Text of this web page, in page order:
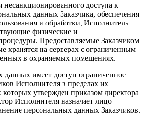
несанкционированного доступа к
данных Заказчика, обеспечения
и обработки, Исполнитель
физические и
Предоставляемые Заказчиком
хранятся на серверах с ограниченным
в охраняемых помещениях.
данных имеет доступ ограниченное
Исполнителя в пределах их
утвержден приказом директора
Исполнителя назначает лицо
персональных данных Заказчиков.